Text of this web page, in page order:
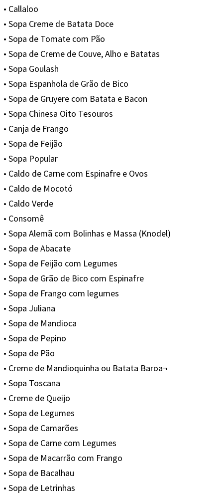
• Callaloo
• Sopa Creme de Batata Doce
• Sopa de Tomate com Pão
• Sopa de Creme de Couve, Alho e Batatas
• Sopa Goulash
• Sopa Espanhola de Grão de Bico
• Sopa de Gruyere com Batata e Bacon
• Sopa Chinesa Oito Tesouros
• Canja de Frango
• Sopa de Feijão
• Sopa Popular
• Caldo de Carne com Espinafre e Ovos
• Caldo de Mocotó
• Caldo Verde
• Consomê
• Sopa Alemã com Bolinhas e Massa (Knodel)
• Sopa de Abacate
• Sopa de Feijão com Legumes
• Sopa de Grão de Bico com Espinafre
• Sopa de Frango com legumes
• Sopa Juliana
• Sopa de Mandioca
• Sopa de Pepino
• Sopa de Pão
• Creme de Mandioquinha ou Batata Baroa¬
• Sopa Toscana
• Creme de Queijo
• Sopa de Legumes
• Sopa de Camarões
• Sopa de Carne com Legumes
• Sopa de Macarrão com Frango
• Sopa de Bacalhau
• Sopa de Letrinhas